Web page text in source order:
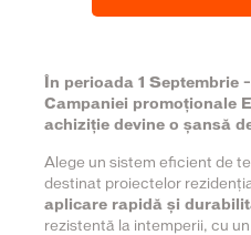
În perioada 1 Septembrie
Campaniei promoționale
achiziție devine o șansă
Alege un sistem eficient de
destinat proiectelor
aplicare rapidă și
rezistentă la intemperii, cu